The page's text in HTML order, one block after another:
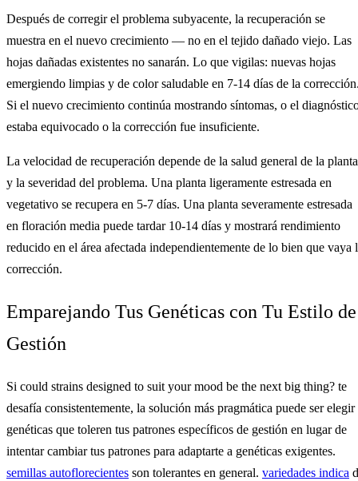
Después de corregir el problema subyacente, la recuperación se
muestra en el nuevo crecimiento — no en el tejido dañado viejo. Las
hojas dañadas existentes no sanarán. Lo que vigilas: nuevas hojas
emergiendo limpias y de color saludable en 7-14 días de la
Si el nuevo crecimiento continúa mostrando síntomas, o el
estaba equivocado o la corrección fue insuficiente.
La velocidad de recuperación depende de la salud general de la planta
y la severidad del problema. Una planta ligeramente estresada en
vegetativo se recupera en 5-7 días. Una planta severamente estresada
en floración media puede tardar 10-14 días y mostrará rendimiento
reducido en el área afectada independientemente de lo bien que vaya
corrección.
Emparejando Tus Genéticas con Tu Estilo de
Gestión
Si could strains designed to suit your mood be the next big thing? te
desafía consistentemente, la solución más pragmática puede ser elegir
genéticas que toleren tus patrones específicos de gestión en lugar de
intentar cambiar tus patrones para adaptarte a genéticas exigentes.
semillas autoflorecientes son tolerantes en general. variedades indica